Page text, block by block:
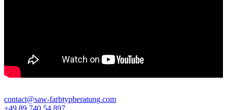
contact@saw-farbtypberatung.com